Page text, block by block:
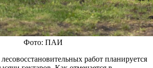
Фото: ПАИ
работ планируется